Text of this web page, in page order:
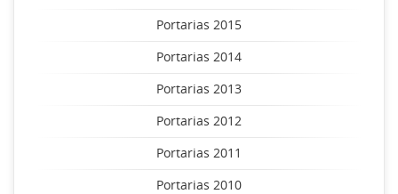
Portarias 2015
Portarias 2014
Portarias 2013
Portarias 2012
Portarias 2011
Portarias 2010